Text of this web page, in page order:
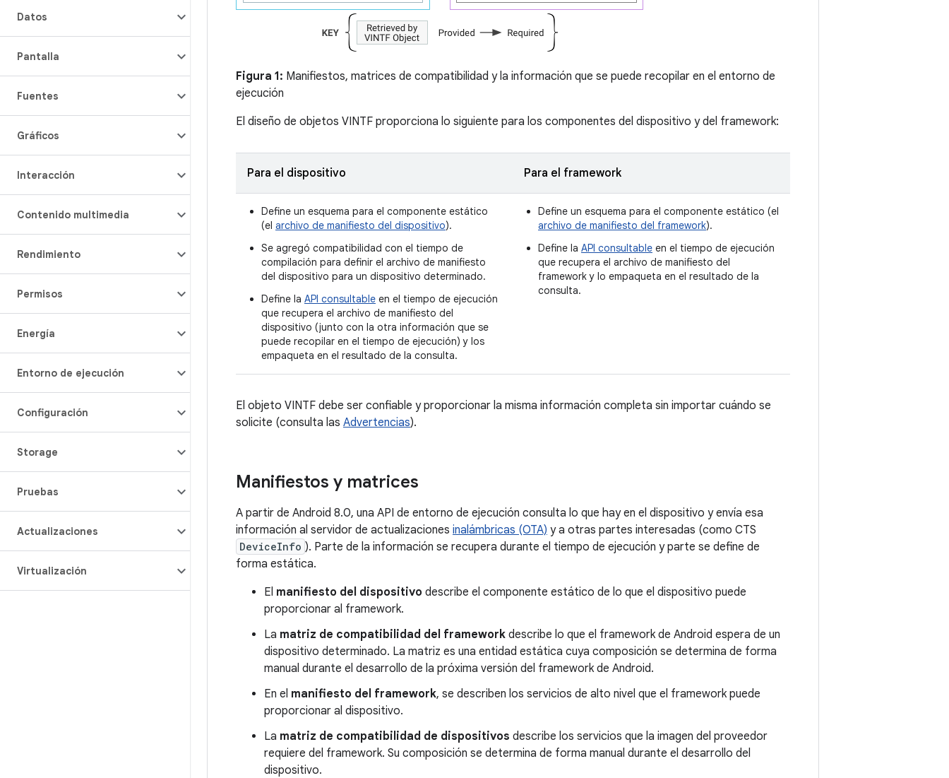
Datos
Pantalla
Fuentes
Gráficos
Interacción
Contenido multimedia
Rendimiento
Permisos
Energía
Entorno de ejecución
Configuración
Storage
Pruebas
Actualizaciones
Virtualización
Figura 1: Manifiestos, matrices de compatibilidad y la información que se puede recopilar en el entorno de
ejecución
El diseño de objetos VINTF proporciona lo siguiente para los componentes del dispositivo y del framework:
Para el dispositivo Para el framework
Define un esquema para el componente estático
(el archivo de manifiesto del dispositivo).
Se agregó compatibilidad con el tiempo de
compilación para definir el archivo de manifiesto
del dispositivo para un dispositivo determinado.
Define la API consultable en el tiempo de ejecución
que recupera el archivo de manifiesto del
dispositivo (junto con la otra información que se
puede recopilar en el tiempo de ejecución) y los
empaqueta en el resultado de la consulta.
Define un esquema para el componente estático (el
archivo de manifiesto del framework).
Define la API consultable en el tiempo de ejecución
que recupera el archivo de manifiesto del
framework y lo empaqueta en el resultado de la
consulta.
El objeto VINTF debe ser confiable y proporcionar la misma información completa sin importar cuándo se
solicite (consulta las Advertencias).
Manifiestos y matrices
A partir de Android 8.0, una API de entorno de ejecución consulta lo que hay en el dispositivo y envía esa
información al servidor de actualizaciones inalámbricas (OTA) y a otras partes interesadas (como CTS
DeviceInfo ). Parte de la información se recupera durante el tiempo de ejecución y parte se define de
forma estática.
El manifiesto del dispositivo describe el componente estático de lo que el dispositivo puede
proporcionar al framework.
La matriz de compatibilidad del framework describe lo que el framework de Android espera de un
dispositivo determinado. La matriz es una entidad estática cuya composición se determina de forma
manual durante el desarrollo de la próxima versión del framework de Android.
En el manifiesto del framework, se describen los servicios de alto nivel que el framework puede
proporcionar al dispositivo.
La matriz de compatibilidad de dispositivos describe los servicios que la imagen del proveedor
requiere del framework. Su composición se determina de forma manual durante el desarrollo del
dispositivo.